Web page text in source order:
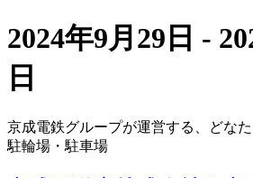
2024年9月29日 -
日
京成電鉄グループが運営する、どな
駐輪場・駐車場